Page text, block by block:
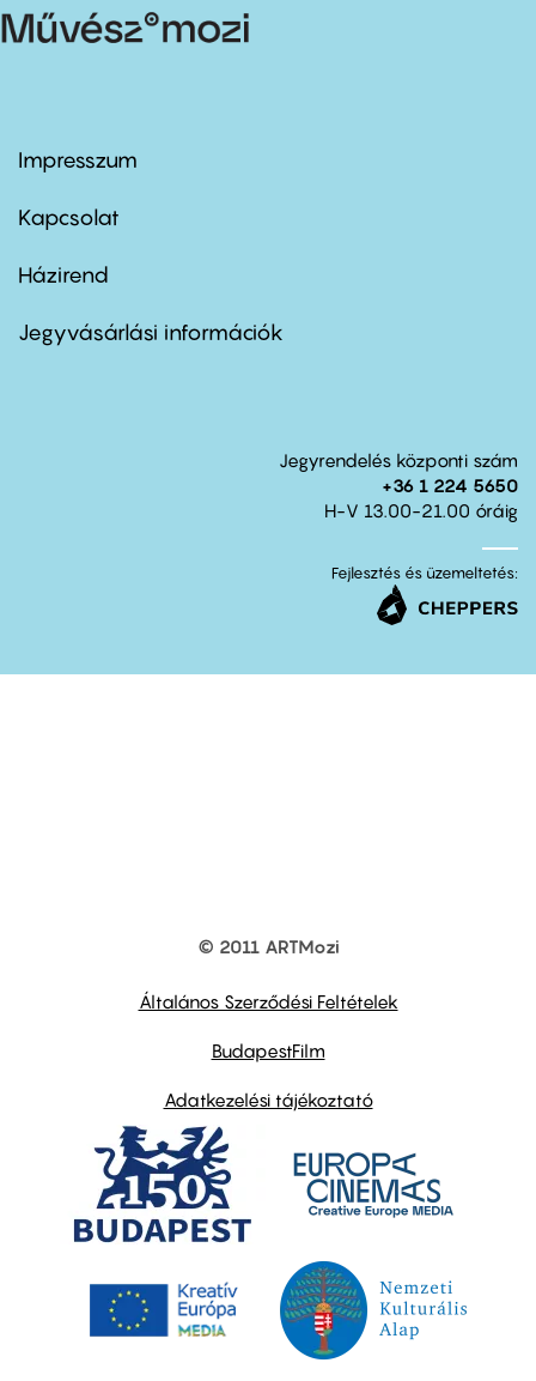
Footer
first
Impresszum
Kapcsolat
Footer
second
Házirend
Jegyvásárlási információk
Jegyrendelés központi szám
+36 1 224 5650
H-V 13.00-21.00 óráig
Fejlesztés és üzemeltetés:
© 2011 ARTMozi
Általános Szerződési Feltételek
BudapestFilm
Adatkezelési tájékoztató